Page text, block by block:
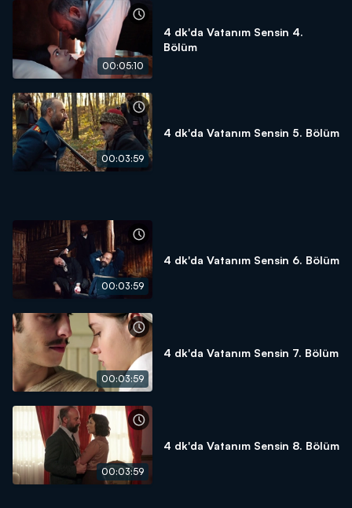
00:05:10
4 dk'da Vatanım Sensin 4.
Bölüm
00:03:59
4 dk'da Vatanım Sensin 5. Bölüm
00:03:59
4 dk'da Vatanım Sensin 6. Bölüm
00:03:59
4 dk'da Vatanım Sensin 7. Bölüm
00:03:59
4 dk'da Vatanım Sensin 8. Bölüm